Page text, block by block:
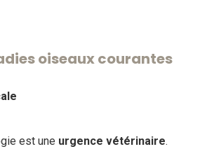
oiseaux courantes
est une urgence vétérinaire.